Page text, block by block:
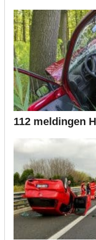
112 meldingen